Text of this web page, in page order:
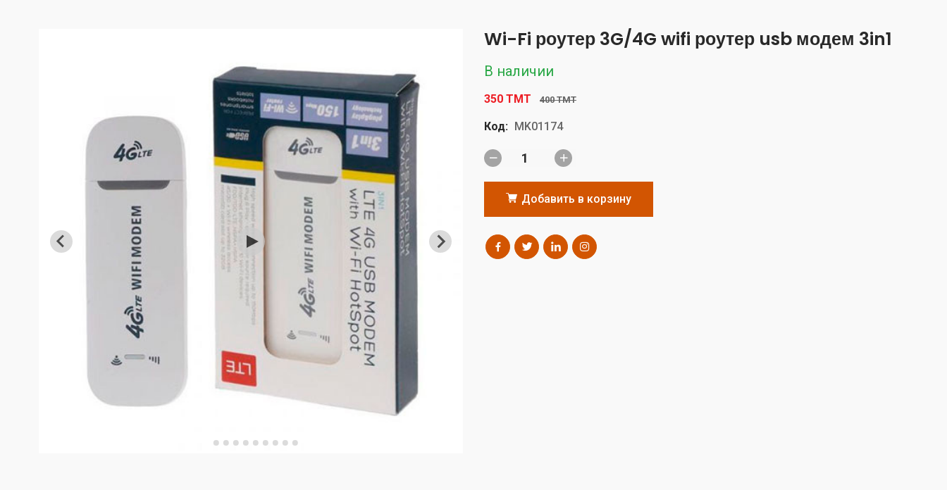
Wi-Fi роутер 3G/4G wifi роутер usb модем 3in1
В наличии
350 TMT 400 TMT
Код: MK01174
Добавить в корзину